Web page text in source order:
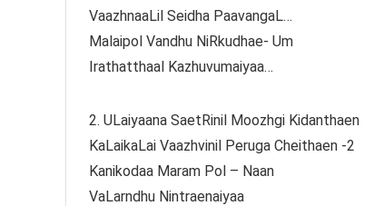
VaazhnaaLil Seidha PaavangaL…
Malaipol Vandhu NiRkudhae- Um
Irathatthaal Kazhuvumaiyaa…
2. ULaiyaana SaetRinil Moozhgi Kidanthaen
KaLaikaLai Vaazhvinil Peruga Cheithaen -2
Kanikodaa Maram Pol – Naan
VaLarndhu Nintraenaiyaa